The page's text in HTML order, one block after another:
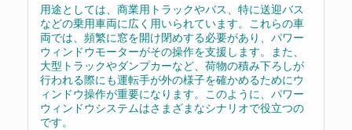
用途としては、商業用トラックやバス、特に送迎バス
などの乗用車両に広く用いられています。これらの車
両では、頻繁に窓を開け閉めする必要があり、パワー
ウィンドウモーターがその操作を支援します。また、
大型トラックやダンプカーなど、荷物の積み下ろしが
行われる際にも運転手が外の様子を確かめるためにウ
ィンドウ操作が重要になります。このように、パワー
ウィンドウシステムはさまざまなシナリオで役立つの
です。